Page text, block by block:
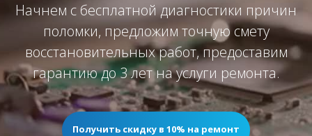
Начнем с бесплатной диагностики причин
поломки, предложим точную смету
восстановительных работ, предоставим
гарантию до 3 лет на услуги ремонта.
Получить скидку в 10% на ремонт